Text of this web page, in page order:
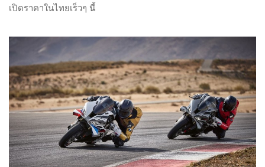
เปิดราคาในไทยเร็วๆ นี้